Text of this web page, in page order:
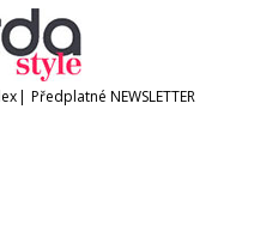
| Předplatné NEWSLETTER